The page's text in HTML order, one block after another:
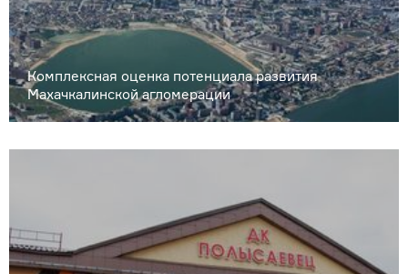
Комплексная оценка потенциала развития
Махачкалинской агломерации